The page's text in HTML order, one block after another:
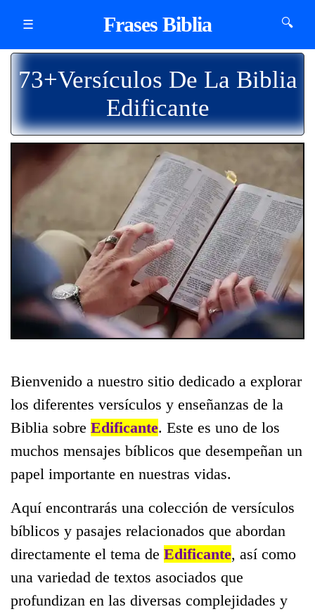
☰ Frases Biblia 🔍
73+Versículos De La Biblia
Edificante
Bienvenido a nuestro sitio dedicado a explorar
los diferentes versículos y enseñanzas de la
Biblia sobre Edificante. Este es uno de los
muchos mensajes bíblicos que desempeñan un
papel importante en nuestras vidas.
Aquí encontrarás una colección de versículos
bíblicos y pasajes relacionados que abordan
directamente el tema de Edificante, así como
una variedad de textos asociados que
profundizan en las diversas complejidades y